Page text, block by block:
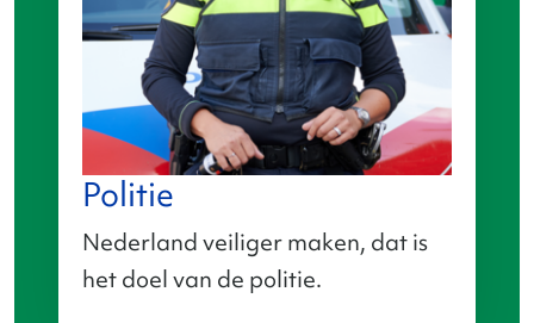
Politie
Nederland veiliger maken, dat is
het doel van de politie.